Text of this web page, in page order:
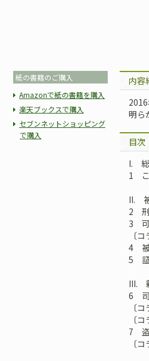
紙の書籍のご購入
Amazonで紙の書籍を購入
楽天ブックスで購入
セブンネットショッピング
で購入
内容
明ら
目次
I. 総
1 こ
II.
2 刑
3 可
〔
4 被
5 証
III.
6 司
〔
〔
7 盗
〔